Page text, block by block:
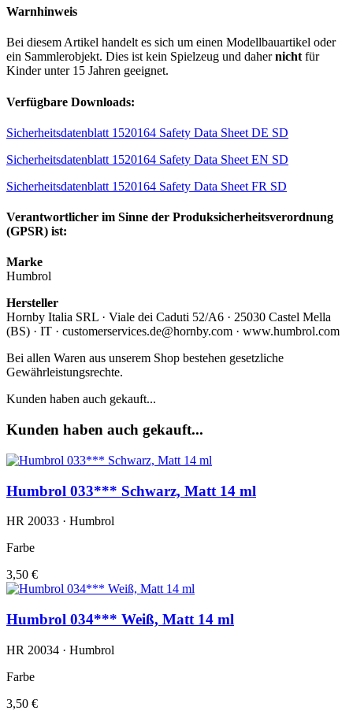
Warnhinweis
Bei diesem Artikel handelt es sich um einen Modellbauartikel oder
ein Sammlerobjekt. Dies ist kein Spielzeug und dahernicht für
Kinder unter 15 Jahren geeignet.
Verfügbare Downloads:
Sicherheitsdatenblatt 1520164 Safety Data Sheet DE SD
Sicherheitsdatenblatt 1520164 Safety Data Sheet EN SD
Sicherheitsdatenblatt 1520164 Safety Data Sheet FR SD
Verantwortlicher im Sinne der Produksicherheitsverordnung
(GPSR) ist:
Marke
Humbrol
Hersteller
Hornby Italia SRL · Viale dei Caduti 52/A6 · 25030 Castel Mella
(BS) · IT · customerservices.de@hornby.com · www.humbrol.com
Bei allen Waren aus unserem Shop bestehen gesetzliche
Gewährleistungsrechte.
Kunden haben auch gekauft...
Kunden haben auch gekauft...
Humbrol 033*** Schwarz, Matt 14 ml
HR 20033 · Humbrol
Farbe
3,50 €
Humbrol 034*** Weiß, Matt 14 ml
HR 20034 · Humbrol
Farbe
3,50 €